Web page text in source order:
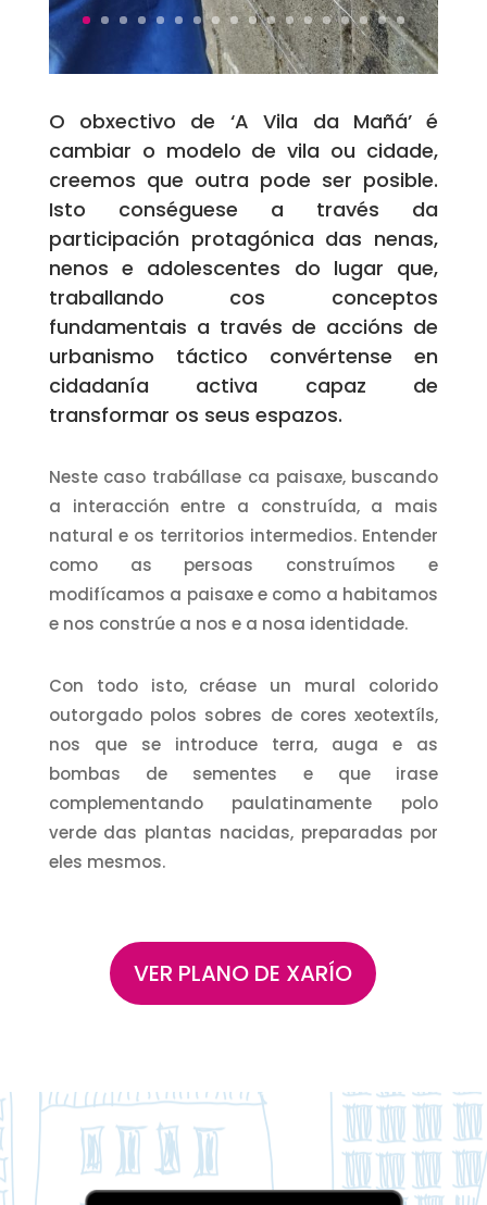
O obxectivo de ‘A Vila da Mañá’ é
cambiar o modelo de vila ou cidade,
creemos que outra pode ser posible.
Isto conséguese a través da
participación protagónica das nenas,
nenos e adolescentes do lugar que,
traballando cos conceptos
fundamentais a través de accións de
urbanismo táctico convértense en
cidadanía activa capaz de
transformar os seus espazos.
Neste caso trabállase ca paisaxe, buscando
a interacción entre a construída, a mais
natural e os territorios intermedios. Entender
como as persoas construímos e
modifícamos a paisaxe e como a habitamos
e nos constrúe a nos e a nosa identidade.
Con todo isto, créase un mural colorido
outorgado polos sobres de cores xeotextíls,
nos que se introduce terra, auga e as
bombas de sementes e que irase
complementando paulatinamente polo
verde das plantas nacidas, preparadas por
eles mesmos.
VER PLANO DE XARÍO